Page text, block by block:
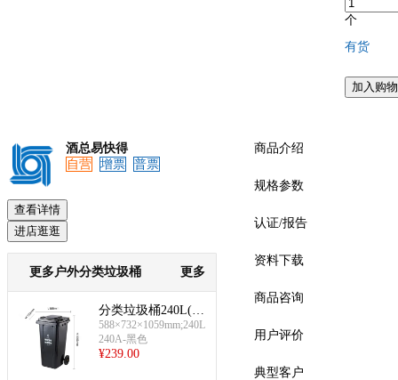
预览
个
有货
加入购
酒总易快得
自营
增票 普票
查看详情
进店逛逛
更多户外分类垃圾桶 更多
分类垃圾桶240L(黑
色:干垃圾)
588×732×1059mm;240L
240A-黑色
¥239.00
商品介绍
规格参数
认证/报告
资料下载
商品咨询
用户评价
典型客户